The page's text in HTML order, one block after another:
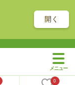
開く
0